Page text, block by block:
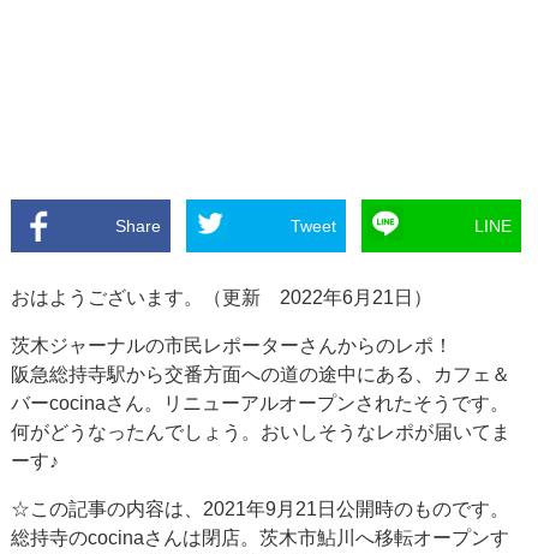
Share Tweet LINE
おはようございます。（更新 2022年6月21日）
茨木ジャーナルの市民レポーターさんからのレポ！
阪急総持寺駅から交番方面への道の途中にある、カフェ＆
バーcocinaさん。リニューアルオープンされたそうです。
何がどうなったんでしょう。おいしそうなレポが届いてま
ーす♪
☆この記事の内容は、2021年9月21日公開時のものです。
総持寺のcocinaさんは閉店。茨木市鮎川へ移転オープンす